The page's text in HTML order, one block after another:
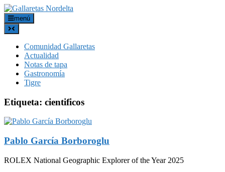
menú
Comunidad Gallaretas
Actualidad
Notas de tapa
Gastronomía
Tigre
Etiqueta: cientificos
Pablo García Borboroglu
ROLEX National Geographic Explorer of the Year 2025